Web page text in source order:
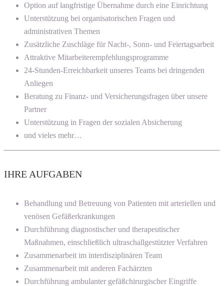
Option auf langfristige Übernahme durch eine Einrichtung
Unterstützung bei organisatorischen Fragen und
administrativen Themen
Zusätzliche Zuschläge für Nacht-, Sonn- und Feiertagsarbeit
Attraktive Mitarbeiterempfehlungsprogramme
24-Stunden-Erreichbarkeit unseres Teams bei dringenden
Anliegen
Beratung zu Finanz- und Versicherungsfragen über unsere
Partner
Unterstützung in Fragen der sozialen Absicherung
und vieles mehr…
IHRE AUFGABEN
Behandlung und Betreuung von Patienten mit arteriellen und
venösen Gefäßerkrankungen
Durchführung diagnostischer und therapeutischer
Maßnahmen, einschließlich ultraschallgestützter Verfahren
Zusammenarbeit im interdisziplinären Team
Zusammenarbeit mit anderen Fachärzten
Durchführung ambulanter gefäßchirurgischer Eingriffe